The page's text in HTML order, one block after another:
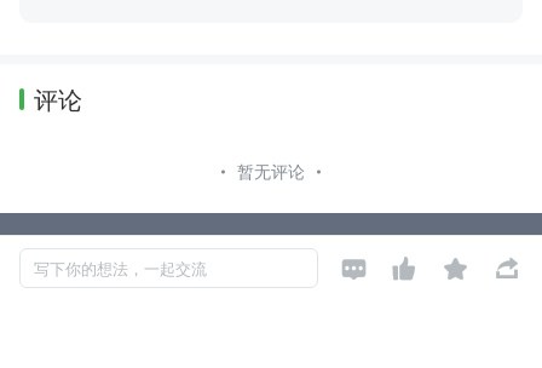
评论
暂无评论
写下你的想法，一起交流    
Copyright © 2026, Geekbang Technology Ltd. All rights reserved. 极客邦控
股（北京）有限公司